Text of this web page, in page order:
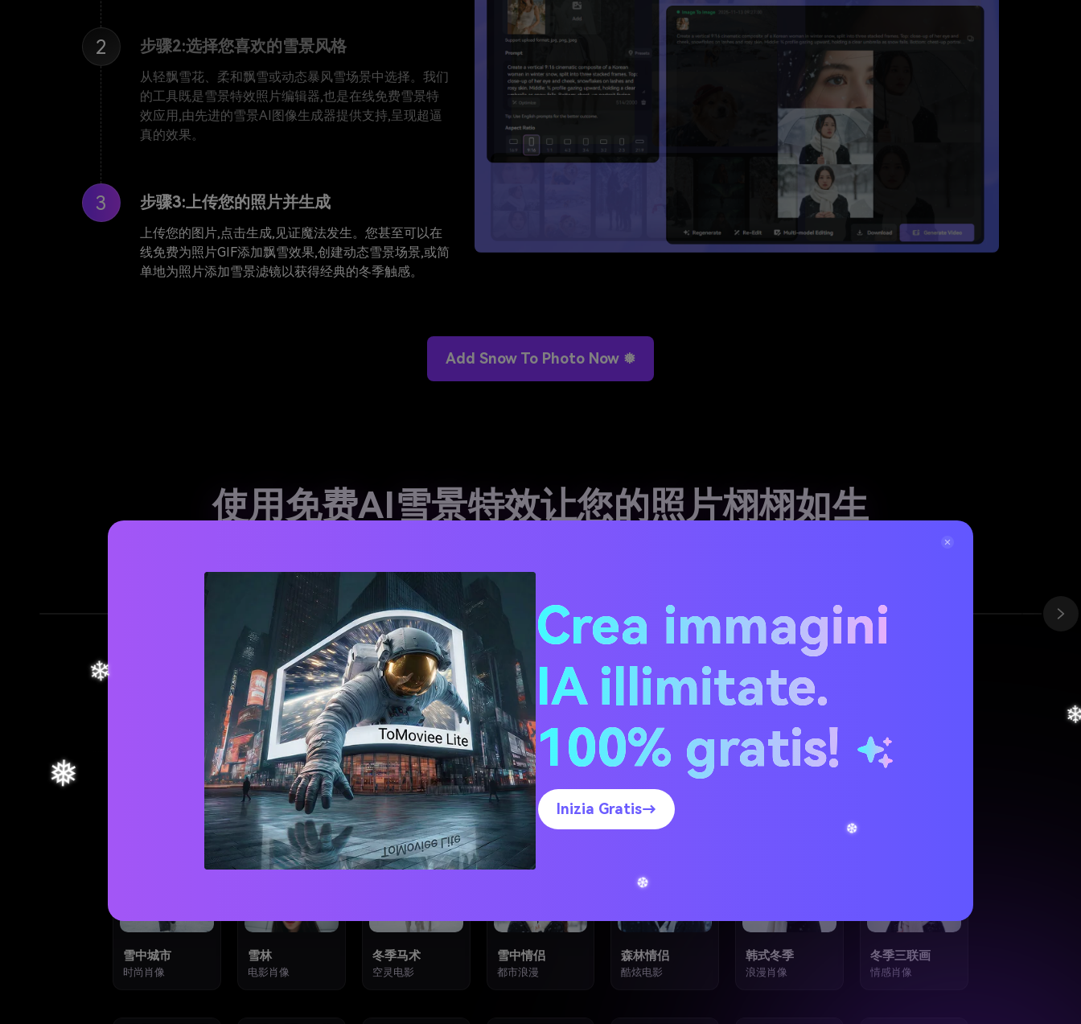
❅
2 步骤2:选择您喜欢的雪景风格
从轻飘雪花、柔和飘雪或动态暴风雪场景中选择。我们
的工具既是雪景特效照片编辑器,也是在线免费雪景特
效应用,由先进的雪景AI图像生成器提供支持,呈现超逼
真的效果。
3 步骤3:上传您的照片并生成
上传您的图片,点击生成,见证魔法发生。您甚至可以在
线免费为照片GIF添加飘雪效果,创建动态雪景场景,或简
单地为照片添加雪景滤镜以获得经典的冬季触感。
Add Snow To Photo Now ❅
使用免费AI雪景特效让您的照片栩栩如生
创建冬季主题社交媒体帖子
查看详情
让您的自拍瞬间变冬季风
使用AI即时转换自拍或肖像照,
Instagram和TikTok的节日更新。一键即可将日常照片变成舒适
的冬季内容,契合季节趋势并提升互动度。
为社交照片添加雪景
节日
设计节日贺卡
✕
使用AI雪景叠加层
在线免费添加雪景效果
即时将肖像、家庭照
或产品照片变成节日贺卡。导出可打印、通过电子邮件分享或在
社交媒体上发布的静态图片—无需GIF或复杂的动画工具。
设计雪景节日贺卡
20+ 病毒式AI雪景特效免费使用
享受20+种免费AI雪景风格 - 从轻飘雪花到暴风雪、叠加层、GIF飘雪和完整雪景背景 - 完美适用于在任何设
备上在线免费为照片添加雪景效果。
雪中城市
时尚肖像
2
雪林
电影肖像
3
冬季马术
空灵电影
雪中情侣
都市浪漫
5
森林情侣
酷炫电影
韩式冬季
浪漫肖像
冬季三联画
情感肖像
Crea immagini
IA illimitate.
100% gratis!
Inizia Gratis→